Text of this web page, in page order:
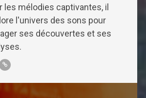
les mélodies captivantes, il
l'univers des sons pour
ses découvertes et ses